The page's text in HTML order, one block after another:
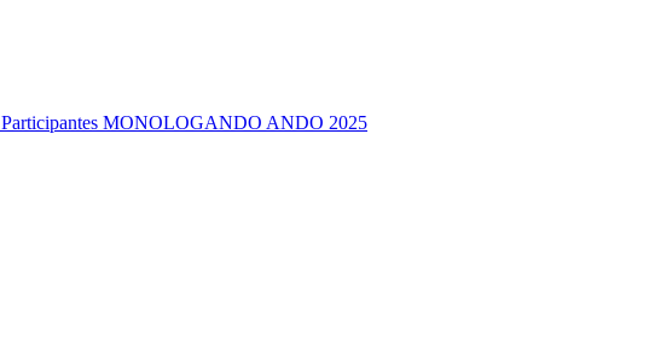
Participantes MONOLOGANDO ANDO 2025